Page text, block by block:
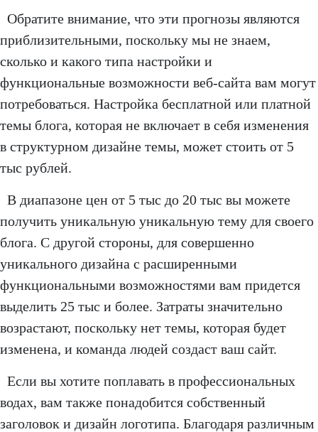
Обратите внимание, что эти прогнозы являются
приблизительными, поскольку мы не знаем,
сколько и какого типа настройки и
функциональные возможности веб-сайта вам могут
потребоваться. Настройка бесплатной или платной
темы блога, которая не включает в себя изменения
в структурном дизайне темы, может стоить от 5
тыс рублей.
В диапазоне цен от 5 тыс до 20 тыс вы можете
получить уникальную уникальную тему для своего
блога. С другой стороны, для совершенно
уникального дизайна с расширенными
функциональными возможностями вам придется
выделить 25 тыс и более. Затраты значительно
возрастают, поскольку нет темы, которая будет
изменена, и команда людей создаст ваш сайт.
Если вы хотите поплавать в профессиональных
водах, вам также понадобится собственный
заголовок и дизайн логотипа. Благодаря различным